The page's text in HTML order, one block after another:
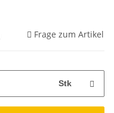
Frage zum Artikel
Stk